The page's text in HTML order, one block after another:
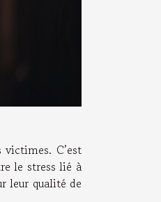
C’est
le stress lié à
leur qualité de